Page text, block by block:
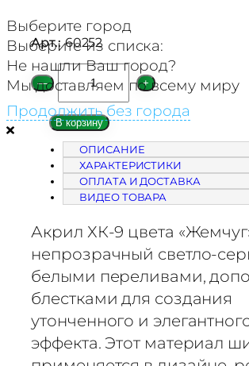
Арт.: 60252
К
о
л
в
о
т
о
а
р
— +
В корзину
ОПИСАНИЕ
ХАРАКТЕРИСТИКИ
ОПЛАТА И ДОСТАВКА
ВИДЕО ТОВАРА
Акрил ХК-9 цвета
непрозрачный светло-
белыми переливами,
блестками для создания
утонченного и
эффекта. Этот материал
Выберите город
Выберите из списка:
Не нашли Ваш город?
Мы доставляем по всему миру
Продолжить без города